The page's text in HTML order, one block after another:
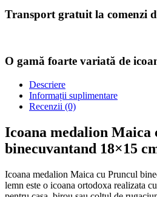
Transport gratuit la comenzi
O gamă foarte variată de
Descriere
Informații suplimentare
Recenzii (0)
Icoana medalion Maica
binecuvantand 18×15
Icoana medalion Maica cu Pruncul
lemn este o icoana ortodoxa realizata